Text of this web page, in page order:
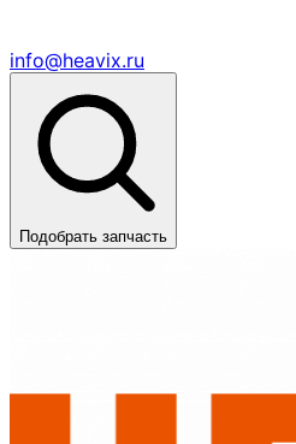
info@heavix.ru
Подобрать запчасть